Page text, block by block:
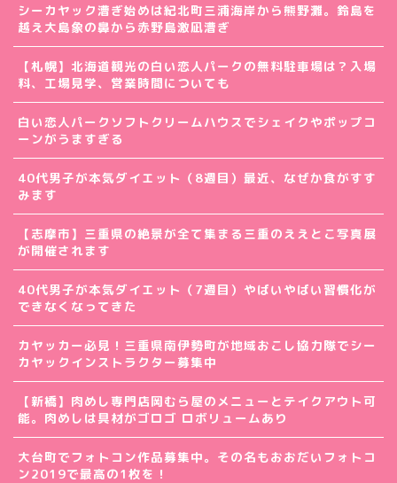
シーカヤック漕ぎ始めは紀北町三浦海岸から熊野灘。鈴島を
越え大島象の鼻から赤野島激凪漕ぎ
【札幌】北海道観光の白い恋人パークの無料駐車場は？入場
料、工場見学、営業時間についても
白い恋人パークソフトクリームハウスでシェイクやポップコ
ーンがうますぎる
40代男子が本気ダイエット（8週目）最近、なぜか食がすす
みます
【志摩市】三重県の絶景が全て集まる三重のええとこ写真展
が開催されます
40代男子が本気ダイエット（7週目）やばいやばい習慣化が
できなくなってきた
カヤッカー必見！三重県南伊勢町が地域おこし協力隊でシー
カヤックインストラクター募集中
【新橋】肉めし専門店岡むら屋のメニューとテイクアウト可
能。肉めしは具材がゴロゴ ロボリュームあり
大台町でフォトコン作品募集中。その名もおおだいフォトコ
ン2019で最高の1枚を！